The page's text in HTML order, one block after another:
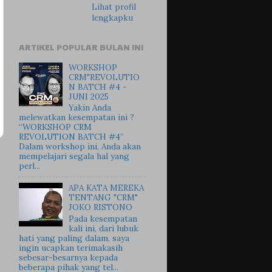
Lihat profil
lengkapku
ARTIKEL POPULAR BULAN INI
WORKSHOP
CRM"REVOLUTIO
N BATCH #4 -
JUNI 2025
Yakin Anda
melewatkan kesempatan ini ?
“WORKSHOP CRM
REVOLUTION BATCH #4”
Dalam workshop ini, Anda akan
mempelajari segala hal yang
perl...
APA KATA MEREKA
TENTANG "CRM"
JOKO RISTONO
Pada kesempatan
kali ini, dari lubuk
hati yang paling dalam, saya
ingin ucapkan terimakasih
sebesar-besarnya kepada
beberapa pihak yang tel...